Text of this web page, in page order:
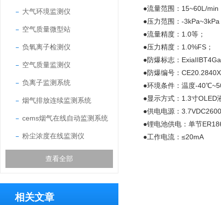
大气环境监测仪
空气质量微型站
负氧离子检测仪
空气质量监测仪
负离子监测系统
烟气排放连续监测系统
cems烟气在线自动监测系统
粉尘浓度在线监测仪
查看全部
相关文章
●流量范围：15~60L/min
●压力范围：-3kPa~3kPa
●流量精度：1.0等；
●压力精度：1.0%FS；
●防爆标志：
●防爆编号：
●环境条件：温度-
●显示方式：1.3寸OLED
●供电电源：
●锂电池供电：单节
●工作电流：≤20mA